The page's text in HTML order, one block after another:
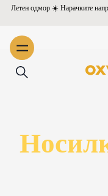
Летен одмор ☀️ Нарачките